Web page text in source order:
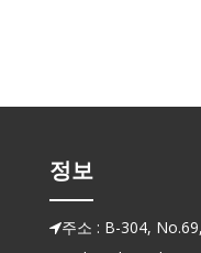
정보
주소 : B-304,